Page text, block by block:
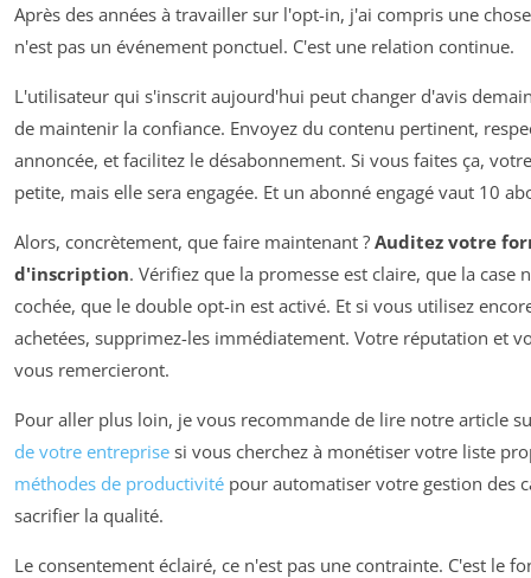
Après des années à travailler sur l'opt-in, j'ai compris une
n'est pas un événement ponctuel. C'est une relation continue.
L'utilisateur qui s'inscrit aujourd'hui peut changer d'avis
de maintenir la confiance. Envoyez du contenu pertinent,
annoncée, et facilitez le désabonnement. Si vous faites ça,
petite, mais elle sera engagée. Et un abonné engagé vaut 10
Alors, concrètement, que faire maintenant ? Auditez votre
d'inscription. Vérifiez que la promesse est claire, que la case
cochée, que le double opt-in est activé. Et si vous utilisez
achetées, supprimez-les immédiatement. Votre réputation et
vous remercieront.
Pour aller plus loin, je vous recommande de lire notre article
de votre entreprise si vous cherchez à monétiser votre liste
méthodes de productivité pour automatiser votre gestion des
sacrifier la qualité.
Le consentement éclairé, ce n'est pas une contrainte. C'est le